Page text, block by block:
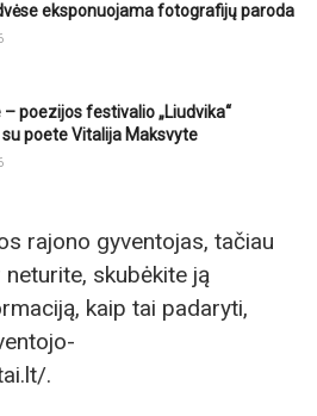
eksponuojama fotografijų paroda
– poezijos festivalio „Liudvika“
poete Vitalija Maksvyte
rajono gyventojas, tačiau
skubėkite ją
kaip tai padaryti,
.